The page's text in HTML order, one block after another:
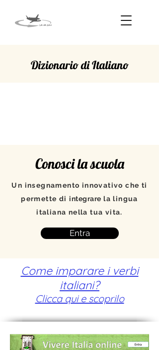
Dizionario di Italiano
Conosci la scuola
Un insegnamento innovativo che ti
permette diintegrare la lingua
italiana nella tua vita.
Entra
Come imparare i verbi
italiani?
Clicca qui e scoprilo